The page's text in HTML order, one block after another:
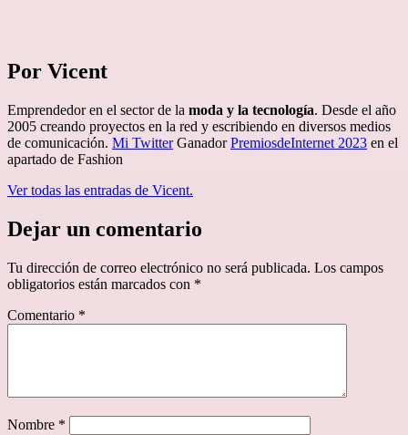
Por Vicent
Emprendedor en el sector de la moda y la tecnología. Desde el año
2005 creando proyectos en la red y escribiendo en diversos medios
de comunicación. Mi TwitterGanadorPremiosdeInternet 2023 en el
apartado de Fashion
Ver todas las entradas de Vicent.
Dejar un comentario
Tu dirección de correo electrónico no será publicada. Los campos
obligatorios están marcados con *
Comentario *
Nombre *